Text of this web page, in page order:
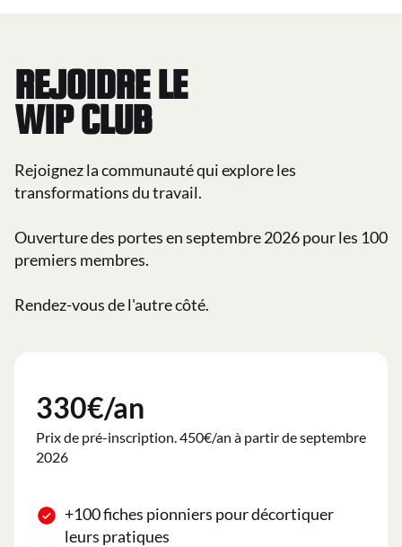
REJOIDRE LE
WIP CLUB
Rejoignez la communauté qui explore les
transformations du travail.
Ouverture des portes en septembre 2026 pour les 100
premiers membres.
Rendez-vous de l'autre côté.
330€/an
Prix de pré-inscription. 450€/an à partir de septembre
2026
+100 fiches pionniers pour décortiquer
leurs pratiques